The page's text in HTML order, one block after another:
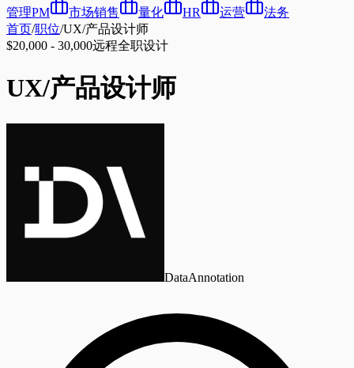
管理PM
市场销售 量化 HR 运营
法务
首页/职位/UX/产品设计师
$20,000 - 30,000远程全职设计
UX/产品设计师
DataAnnotation